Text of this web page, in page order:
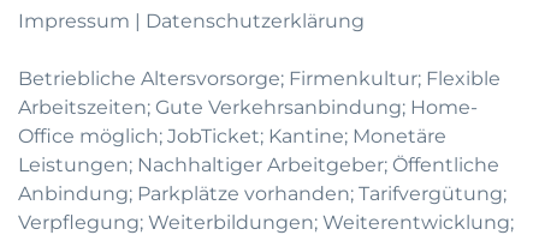
Impressum | Datenschutzerklärung
Betriebliche Altersvorsorge; Firmenkultur; Flexible
Arbeitszeiten; Gute Verkehrsanbindung; Home-
Office möglich; JobTicket; Kantine; Monetäre
Leistungen; Nachhaltiger Arbeitgeber; Öffentliche
Anbindung; Parkplätze vorhanden; Tarifvergütung;
Verpflegung; Weiterbildungen; Weiterentwicklung;